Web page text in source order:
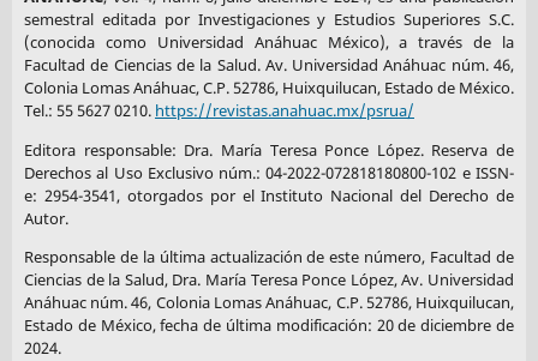
semestral editada por Investigaciones y Estudios Superiores S.C.
(conocida como Universidad Anáhuac México), a través de la
Facultad de Ciencias de la Salud. Av. Universidad Anáhuac núm. 46,
Colonia Lomas Anáhuac, C.P. 52786, Huixquilucan, Estado de México.
Tel.: 55 5627 0210. https://revistas.anahuac.mx/psrua/
Editora responsable: Dra. María Teresa Ponce López. Reserva de
Derechos al Uso Exclusivo núm.: 04-2022-072818180800-102 e ISSN-
e: 2954-3541, otorgados por el Instituto Nacional del Derecho de
Autor.
Responsable de la última actualización de este número, Facultad de
Ciencias de la Salud, Dra. María Teresa Ponce López, Av. Universidad
Anáhuac núm. 46, Colonia Lomas Anáhuac, C.P. 52786, Huixquilucan,
Estado de México, fecha de última modificación: 20 de diciembre de
2024.